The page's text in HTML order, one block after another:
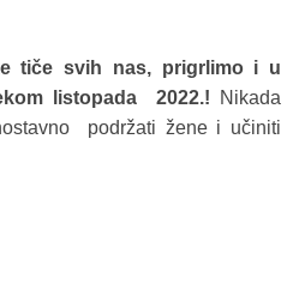
tiče svih nas, prigrlimo i u
listopada 2022.! Nikada
podržati žene i učiniti